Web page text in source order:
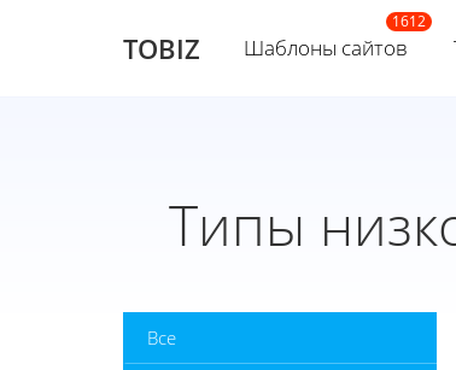
TOBIZ Шаблоны сайтов
Типы
Все